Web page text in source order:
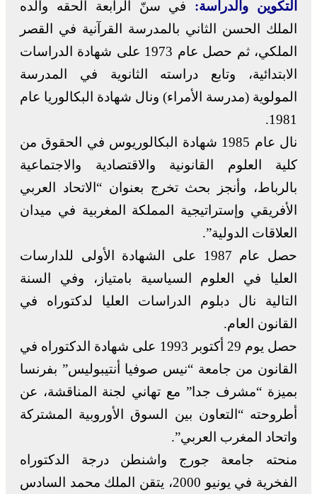
التكوين والدراسة: في سنّ الرابعة ألحقه والده
الملك الحسن الثاني بالمدرسة القرآنية في القصر
الملكي، ثم حصل عام 1973 على شهادة الدراسات
الابتدائية، وتابع دراسته الثانوية في المدرسة
المولوية (مدرسة الأمراء) ونال شهادة البكالوريا عام
1981.
نال عام 1985 شهادة البكالوريوس في الحقوق من
كلية العلوم القانونية والاقتصادية والاجتماعية
بالرباط، وأنجز بحث تخرج بعنوان “الاتحاد العربي
الأفريقي وإستراتيجية المملكة المغربية في ميدان
العلاقات الدولية”.
حصل عام 1987 على الشهادة الأولى للدارسات
العليا في العلوم السياسية بامتياز، وفي السنة
التالية نال دبلوم الدراسات العليا لدكتوراه في
القانون العام.
حصل يوم 29 أكتوبر 1993 على شهادة الدكتوراه في
القانون من جامعة “نيس صوفيا أنتيبوليس” بفرنسا
بميزة “مشرف جدا” مع تهاني لجنة المناقشة، عن
أطروحته “التعاون بين السوق الأوروبية المشتركة
واتحاد المغرب العربي”.
منحته جامعة جورج واشنطن درجة الدكتوراه
الفخرية في يونيو 2000، يتقن الملك محمد السادس